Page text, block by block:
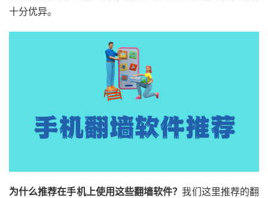
十分优异。
为什么推荐在手机上使用这些翻墙软件？我们这里推荐的翻